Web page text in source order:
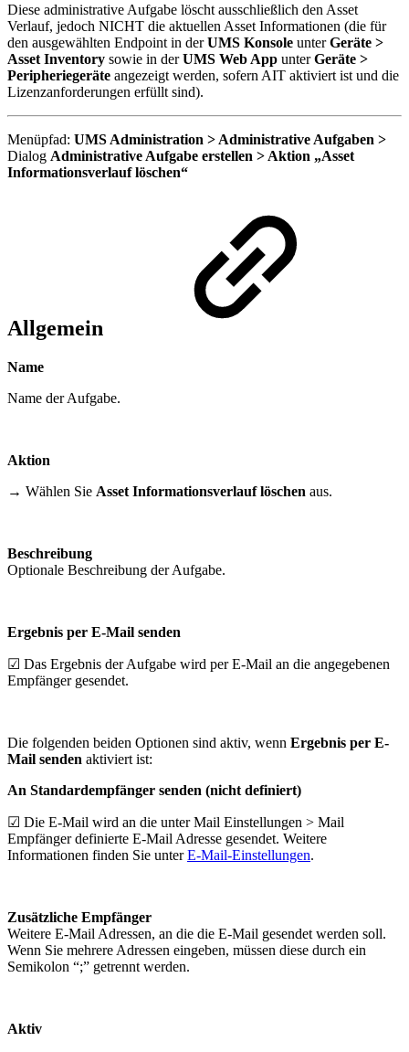
Diese administrative Aufgabe löscht ausschließlich den Asset
Verlauf, jedoch NICHT die aktuellen Asset Informationen (die für
den ausgewählten Endpoint in derUMS Konsole unterGeräte >
Asset Inventory sowie in derUMS Web App unterGeräte >
Peripheriegeräte angezeigt werden, sofern AIT aktiviert ist und die
Lizenzanforderungen erfüllt sind).
Menüpfad: UMS Administration > Administrative Aufgaben >
Dialog Administrative Aufgabe erstellen > Aktion „Asset
Informationsverlauf löschen“
Allgemein
Name
Name der Aufgabe.
Aktion
→ Wählen Sie Asset Informationsverlauf löschen aus.
Beschreibung
Optionale Beschreibung der Aufgabe.
Ergebnis per E-Mail senden
☑ Das Ergebnis der Aufgabe wird per E-Mail an die angegebenen
Empfänger gesendet.
Die folgenden beiden Optionen sind aktiv, wenn Ergebnis per E-
Mail senden aktiviert ist:
An Standardempfänger senden (nicht definiert)
☑ Die E-Mail wird an die unter Mail Einstellungen > Mail
Empfänger definierte E-Mail Adresse gesendet. Weitere
Informationen finden Sie unterE-Mail-Einstellungen.
Zusätzliche Empfänger
Weitere E-Mail Adressen, an die die E-Mail gesendet werden soll.
Wenn Sie mehrere Adressen eingeben, müssen diese durch ein
Semikolon “;” getrennt werden.
Aktiv